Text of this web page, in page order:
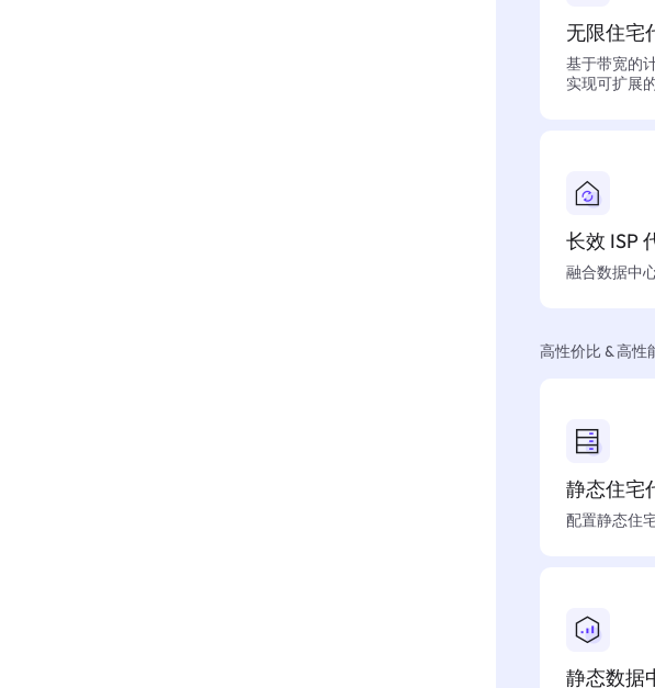
无限住宅
基于带宽的
实现可扩展
长效 ISP
融合数据中
高性价比 & 高性
静态住宅
配置静态住
静态数据